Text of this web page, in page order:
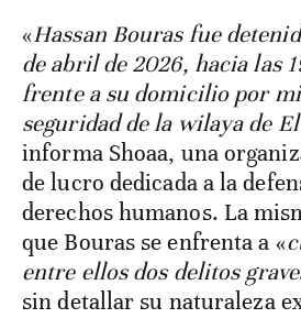
«Hassan Bouras fue
de abril de 2026, hacia las
frente a su domicilio por
seguridad de la wilaya de
informa Shoaa, una
de lucro dedicada a la
derechos humanos. La
que Bouras se enfrenta a «
entre ellos dos delitos
sin detallar su naturaleza